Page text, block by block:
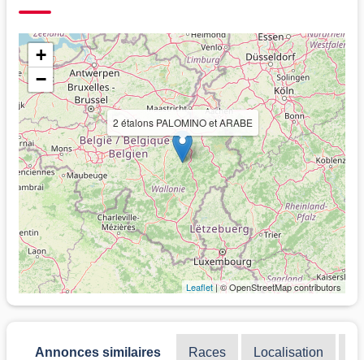
2 étalons PALOMINO et ARABE
+
−
Leaflet| © OpenStreetMap contributors
Annonces similaires Races Localisation